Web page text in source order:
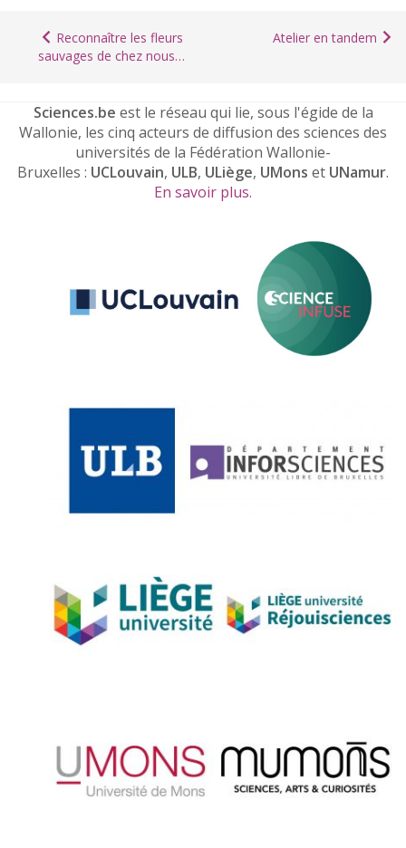
Reconnaître les fleurs
sauvages de chez nous…
Atelier en tandem
Sciences.be est le réseau qui lie, sous l'égide de la
Wallonie, les cinq acteurs de diffusion des sciences des
universités de la Fédération Wallonie-
Bruxelles : UCLouvain, ULB, ULiège, UMons et UNamur.
En savoir plus.